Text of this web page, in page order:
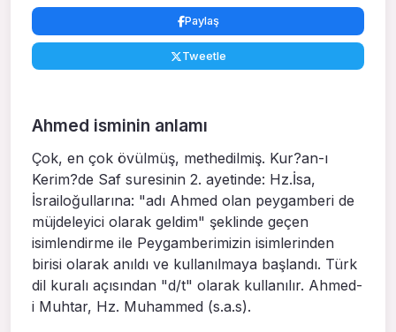
Paylaş
Tweetle
Ahmed isminin anlamı
Çok, en çok övülmüş, methedilmiş. Kur?an-ı
Kerim?de Saf suresinin 2. ayetinde: Hz.İsa,
İsrailoğullarına: "adı Ahmed olan peygamberi de
müjdeleyici olarak geldim" şeklinde geçen
isimlendirme ile Peygamberimizin isimlerinden
birisi olarak anıldı ve kullanılmaya başlandı. Türk
dil kuralı açısından "d/t" olarak kullanılır. Ahmed-
i Muhtar, Hz. Muhammed (s.a.s).